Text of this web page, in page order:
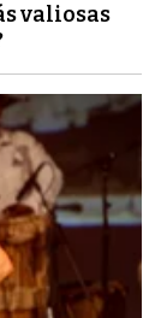
valiosas